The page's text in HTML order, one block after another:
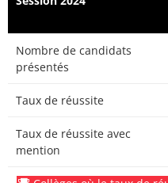
Nombre de candidats
présentés
Taux de réussite
Taux de réussite avec
mention